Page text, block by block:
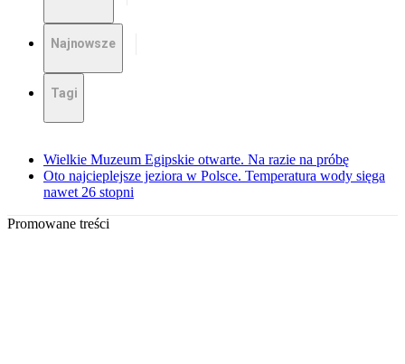
Najnowsze
Tagi
Wielkie Muzeum Egipskie otwarte. Na razie na próbę
Oto najcieplejsze jeziora w Polsce. Temperatura wody sięga
nawet 26 stopni
Promowane treści